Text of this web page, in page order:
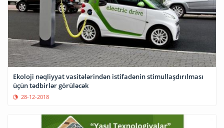
Ekoloji nəqliyyat vasitələrindən istifadənin stimullaşdırılması
üçün tədbirlər görüləcək
28-12-2018